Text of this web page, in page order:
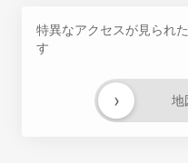
特異なアクセスが見られ
す
地
›